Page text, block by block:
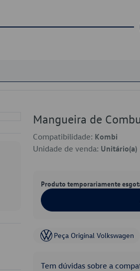
Mangueira de
Compatibilidade: Kombi
Unidade de venda: Unitário(a)
Produto temporariamente
Peça Original Volkswagen
Tem dúvidas sobre a